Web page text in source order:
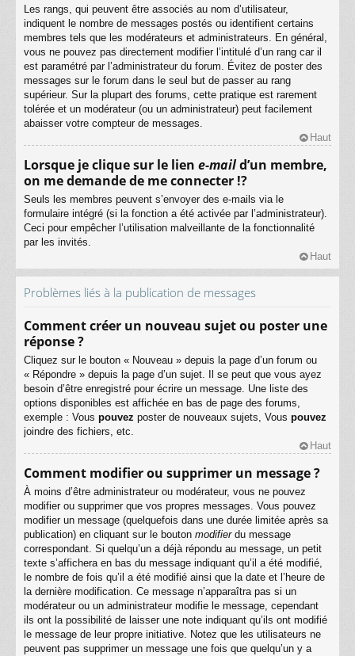
Les rangs, qui peuvent être associés au nom d’utilisateur,
indiquent le nombre de messages postés ou identifient certains
membres tels que les modérateurs et administrateurs. En général,
vous ne pouvez pas directement modifier l’intitulé d’un rang car il
est paramétré par l’administrateur du forum. Évitez de poster des
messages sur le forum dans le seul but de passer au rang
supérieur. Sur la plupart des forums, cette pratique est rarement
tolérée et un modérateur (ou un administrateur) peut facilement
abaisser votre compteur de messages.
Haut
Lorsque je clique sur le lien e-maild’un membre,
on me demande de me connecter !?
Seuls les membres peuvent s’envoyer des e-mails via le
formulaire intégré (si la fonction a été activée par l’administrateur).
Ceci pour empêcher l’utilisation malveillante de la fonctionnalité
par les invités.
Haut
Problèmes liés à la publication de messages
Comment créer un nouveau sujet ou poster une
réponse ?
Cliquez sur le bouton « Nouveau » depuis la page d’un forum ou
« Répondre » depuis la page d’un sujet. Il se peut que vous ayez
besoin d’être enregistré pour écrire un message. Une liste des
options disponibles est affichée en bas de page des forums,
exemple : Vous pouvez poster de nouveaux sujets, Vous pouvez
joindre des fichiers, etc.
Haut
Comment modifier ou supprimer un message ?
À moins d’être administrateur ou modérateur, vous ne pouvez
modifier ou supprimer que vos propres messages. Vous pouvez
modifier un message (quelquefois dans une durée limitée après sa
publication) en cliquant sur le bouton modifierdu message
correspondant. Si quelqu’un a déjà répondu au message, un petit
texte s’affichera en bas du message indiquant qu’il a été modifié,
le nombre de fois qu’il a été modifié ainsi que la date et l’heure de
la dernière modification. Ce message n’apparaîtra pas si un
modérateur ou un administrateur modifie le message, cependant
ils ont la possibilité de laisser une note indiquant qu’ils ont modifié
le message de leur propre initiative. Notez que les utilisateurs ne
peuvent pas supprimer un message une fois que quelqu’un y a